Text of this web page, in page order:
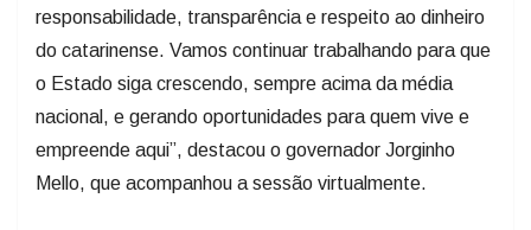
responsabilidade, transparência e respeito ao dinheiro
do catarinense. Vamos continuar trabalhando para que
o Estado siga crescendo, sempre acima da média
nacional, e gerando oportunidades para quem vive e
empreende aqui”, destacou o governador Jorginho
Mello, que acompanhou a sessão virtualmente.